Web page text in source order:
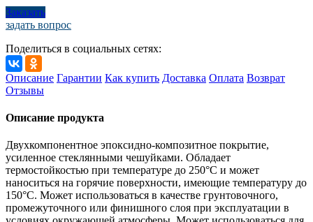
Заказать
задать вопрос
Поделиться в социальных сетях:
Описание Гарантии Как купить Доставка Оплата Возврат
Отзывы
Описание продукта
Двухкомпонентное эпоксидно-композитное покрытие,
усиленное стеклянными чешуйками. Обладает
термостойкостью при температуре до 250°C и может
наноситься на горячие поверхности, имеющие температуру до
150°C. Может использоваться в качестве грунтовочного,
промежуточного или финишного слоя при эксплуатации в